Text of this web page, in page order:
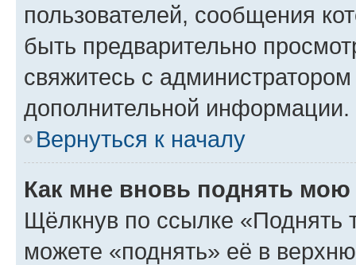
пользователей, сообщения
быть предварительно
свяжитесь с
дополнительной информации.
Вернуться к началу
Как мне вновь поднять мою
Щёлкнув по ссылке «Поднять
можете «поднять» её в